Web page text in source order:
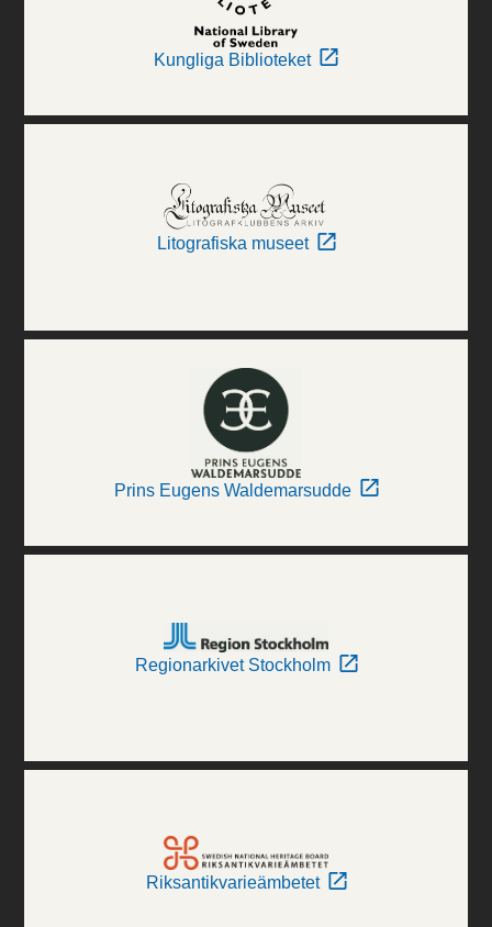
Kungliga Biblioteket
Litografiska museet
Prins Eugens Waldemarsudde
Regionarkivet Stockholm
Riksantikvarieämbetet